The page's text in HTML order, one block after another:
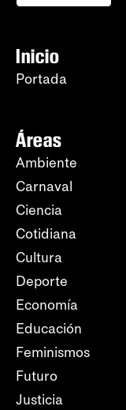
Inicio
Portada
Áreas
Ambiente
Carnaval
Ciencia
Cotidiana
Cultura
Deporte
Economía
Educación
Feminismos
Futuro
Justicia